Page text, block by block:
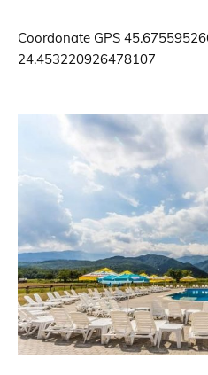
Coordonate GPS
24.453220926478107